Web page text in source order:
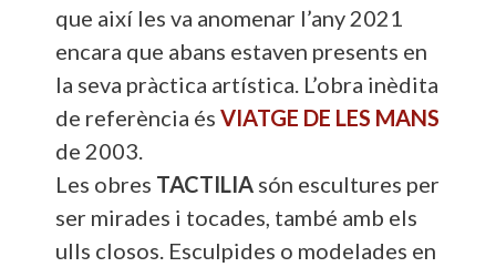
que així les va anomenar l’any 2021
encara que abans estaven presents en
la seva pràctica artística. L’obra inèdita
de referència és VIATGE DE LES MANS
de 2003.
Les obres TACTILIA són escultures per
ser mirades i tocades, també amb els
ulls closos. Esculpides o modelades en